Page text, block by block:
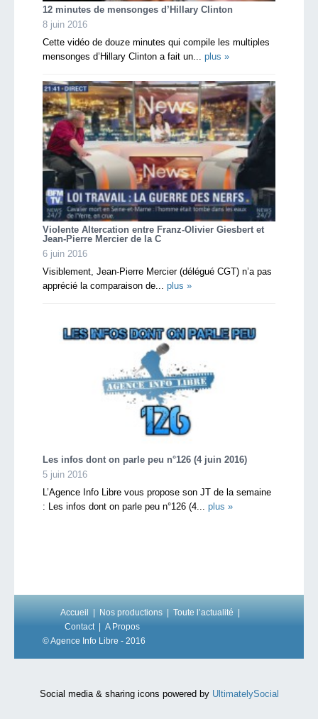
12 minutes de mensonges d’Hillary Clinton
8 juin 2016
Cette vidéo de douze minutes qui compile les multiples
mensonges d’Hillary Clinton a fait un... plus »
Violente Altercation entre Franz-Olivier Giesbert et
Jean-Pierre Mercier de la C
6 juin 2016
Visiblement, Jean-Pierre Mercier (délégué CGT) n’a pas
apprécié la comparaison de... plus »
Les infos dont on parle peu n°126 (4 juin 2016)
5 juin 2016
L’Agence Info Libre vous propose son JT de la semaine
: Les infos dont on parle peu n°126 (4... plus »
Accueil Nos productions
Toute l’actualité
Contact
A Propos
© Agence Info Libre - 2016
Social media & sharing icons powered by UltimatelySocial